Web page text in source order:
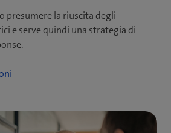
presumere la riuscita degli
e serve quindi una strategia di